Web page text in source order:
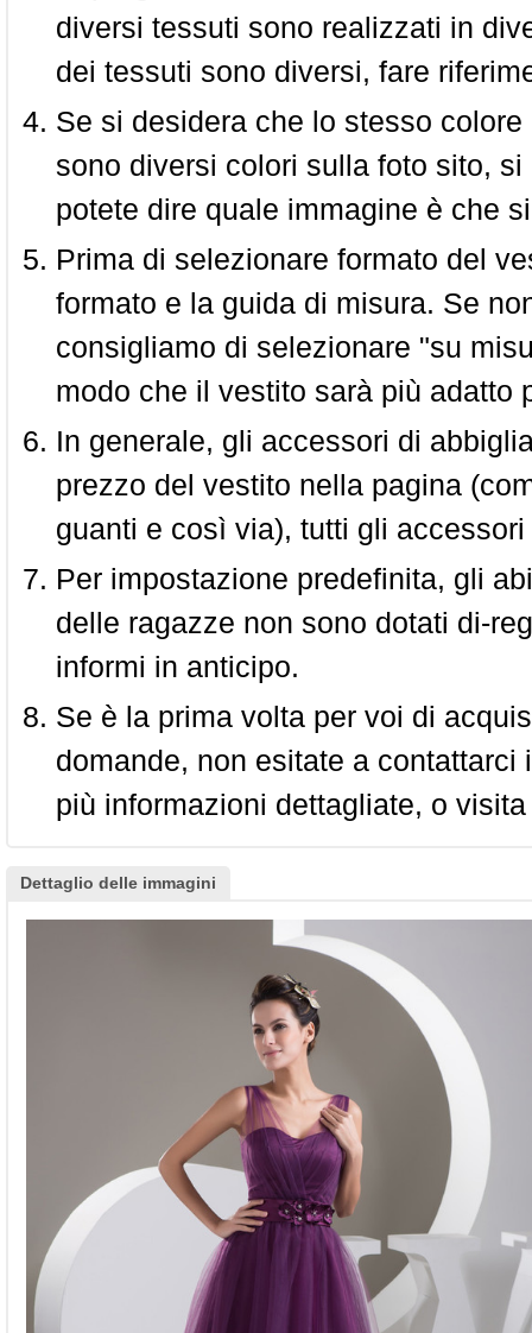
diversi tessuti sono realizzati in
dei tessuti sono diversi, fare
Se si desidera che lo stesso
sono diversi colori sulla foto sito,
potete dire quale immagine è che
Prima di selezionare formato del
formato e la guida di misura. Se
consigliamo di selezionare "su
modo che il vestito sarà più adatto
In generale, gli accessori di
prezzo del vestito nella pagina
guanti e così via), tutti gli
Per impostazione predefinita, gli
delle ragazze non sono dotati di-
informi in anticipo.
Se è la prima volta per voi di
domande, non esitate a
più informazioni dettagliate, o
Dettaglio delle immagini